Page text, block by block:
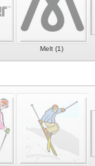
Melt (1)